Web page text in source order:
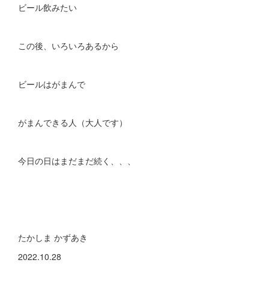
ビール飲みたい
この後、いろいろあるから
ビールはがまんで
がまんできる人（大人です）
今日の日はまだまだ続く、、、
たかしま かずあき
2022.10.28